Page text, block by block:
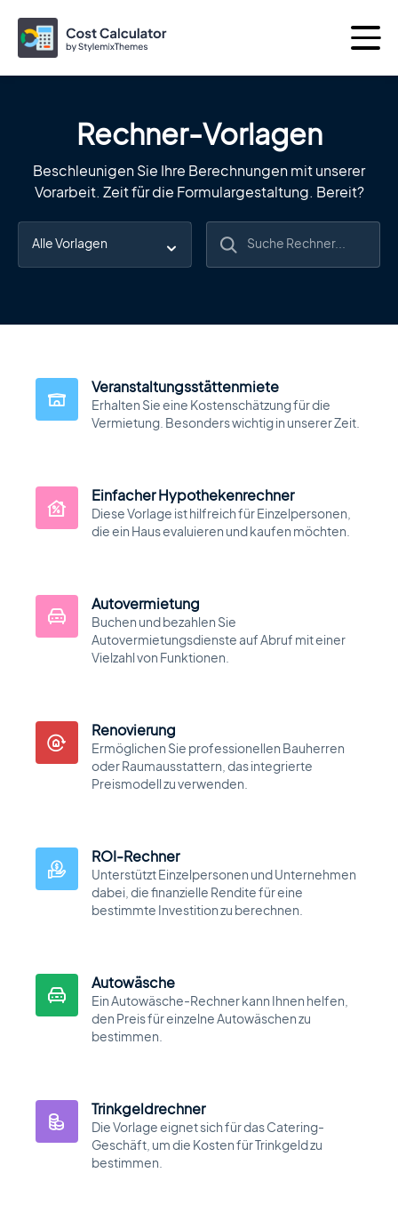
Weitere Produkte von
Motors
Automobilhandels- und Kleinanzeige-
Theme
MasterStudy Templates
Create a ready-to-use website fast
Cost Calculator
Kalkulator-Builder zur Preisformularen
Plugin für das Learning Management
HomePress
Splash
Sportverein-WordPress-Theme
Über uns
Rechner-Vorlagen
Beschleunigen Sie Ihre Berechnungen mit unserer
Vorarbeit. Zeit für die Formulargestaltung. Bereit?
Veranstaltungsstättenmiete
Erhalten Sie eine Kostenschätzung für die
Vermietung. Besonders wichtig in unserer Zeit.
Einfacher Hypothekenrechner
Diese Vorlage ist hilfreich für Einzelpersonen,
die ein Haus evaluieren und kaufen möchten.
Autovermietung
Buchen und bezahlen Sie
Autovermietungsdienste auf Abruf mit einer
Vielzahl von Funktionen.
Renovierung
Ermöglichen Sie professionellen Bauherren
oder Raumausstattern, das integrierte
Preismodell zu verwenden.
ROI-Rechner
Unterstützt Einzelpersonen und Unternehmen
dabei, die finanzielle Rendite für eine
bestimmte Investition zu berechnen.
Autowäsche
Ein Autowäsche-Rechner kann Ihnen helfen,
den Preis für einzelne Autowäschen zu
bestimmen.
Trinkgeldrechner
Die Vorlage eignet sich für das Catering-
Geschäft, um die Kosten für Trinkgeld zu
bestimmen.